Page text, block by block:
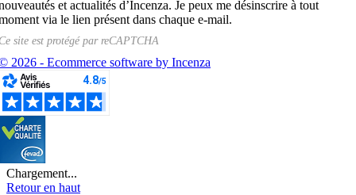
et actualités d’Incenza. Je peux me désinscrire à tout
via le lien présent dans chaque e-mail.
site est protégé parreCAPTCHA
2026 - Ecommerce software by Incenza
Chargement...
Retour en haut